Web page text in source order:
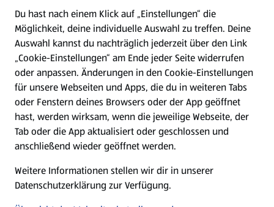
Presse
Hilfe & Kontakt
(öffnet in einem neuen Tab)
Unternehmen
Folge uns hier:
Du hast nach einem Klick auf „Einstellungen“ die
Möglichkeit, deine individuelle Auswahl zu treffen. Deine
Auswahl kannst du nachträglich jederzeit über den Link
„Cookie-Einstellungen“ am Ende jeder Seite widerrufen
oder anpassen. Änderungen in den Cookie-Einstellungen
für unsere Webseiten und Apps, die du in weiteren Tabs
oder Fenstern deines Browsers oder der App geöffnet
hast, werden wirksam, wenn die jeweilige Webseite, der
Tab oder die App aktualisiert oder geschlossen und
anschließend wieder geöffnet werden.
Weitere Informationen stellen wir dir in unserer
Datenschutzerklärung zur Verfügung.